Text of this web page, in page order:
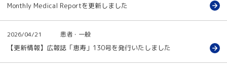
Monthly Medical Reportを更新しました
2026/04/21 患者・一般
【更新情報】広報誌「恵寿」130号を発行いたしました